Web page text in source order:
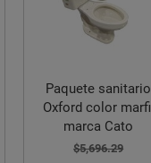
Paquete sanitario
Oxford color marfil
marca Cato
$5,696.29